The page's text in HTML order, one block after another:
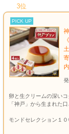
3位
PICK UP
卵と生クリームの深い
「神戸」から生まれた
モンドセレクション１